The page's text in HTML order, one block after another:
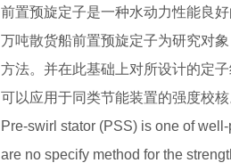
前置预旋定子是一种水动力性能良
万吨散货船前置预旋定子为研究对
方法。并在此基础上对所设计的定
可以应用于同类节能装置的强度校核
Pre-swirl stator (PSS) is one of
are no specify method for the